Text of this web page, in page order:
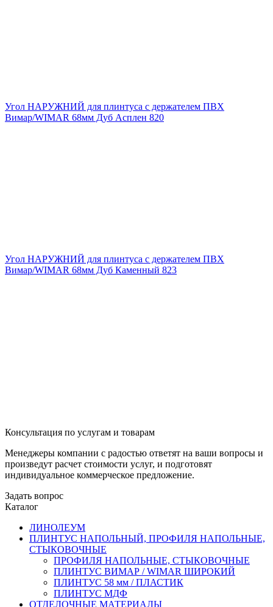
Угол НАРУЖНИЙ для плинтуса с держателем ПВХ
Вимар/WIMAR 68мм Дуб Асплен 820
Угол НАРУЖНИЙ для плинтуса с держателем ПВХ
Вимар/WIMAR 68мм Дуб Каменный 823
Консультация по услугам и товарам
Менеджеры компании с радостью ответят на ваши вопросы и
произведут расчет стоимости услуг, и подготовят
индивидуальное коммерческое предложение.
Задать вопрос
Каталог
ЛИНОЛЕУМ
ПЛИНТУС НАПОЛЬНЫЙ, ПРОФИЛЯ НАПОЛЬНЫЕ,
СТЫКОВОЧНЫЕ
ПРОФИЛЯ НАПОЛЬНЫЕ, СТЫКОВОЧНЫЕ
ПЛИНТУС ВИМАР / WIMAR ШИРОКИЙ
ПЛИНТУС 58 мм / ПЛАСТИК
ПЛИНТУС МДФ
ОТДЕЛОЧНЫЕ МАТЕРИАЛЫ